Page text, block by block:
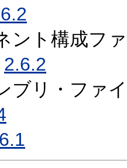
ント構成フ
2.6.2
ブリ・ファ